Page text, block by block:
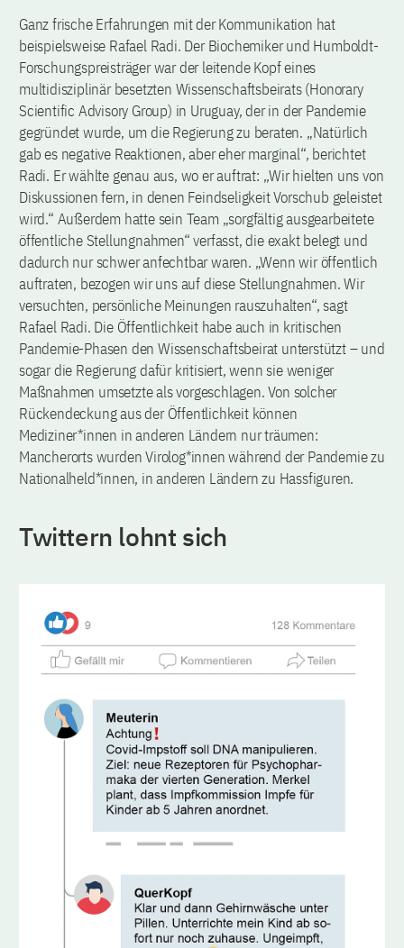
Ganz frische Erfahrungen mit der Kommunikation hat
beispielsweise Rafael Radi. Der Biochemiker und Humboldt-
Forschungspreisträger war der leitende Kopf eines
multidisziplinär besetzten Wissenschaftsbeirats (Honorary
Scientific Advisory Group) in Uruguay, der in der Pandemie
gegründet wurde, um die Regierung zu beraten. „Natürlich
gab es negative Reaktionen, aber eher marginal“, berichtet
Radi. Er wählte genau aus, wo er auftrat: ,,Wir hielten uns von
Diskussionen fern, in denen Feindseligkeit Vorschub geleistet
wird.“ Außerdem hatte sein Team „sorgfältig ausgearbeitete
öffentliche Stellungnahmen“ verfasst, die exakt belegt und
dadurch nur schwer anfechtbar waren. „Wenn wir öffentlich
auftraten, bezogen wir uns auf diese Stellungnahmen. Wir
versuchten, persönliche Meinungen rauszuhalten“, sagt
Rafael Radi. Die Öffentlichkeit habe auch in kritischen
Pandemie-Phasen den Wissenschaftsbeirat unterstützt – und
sogar die Regierung dafür kritisiert, wenn sie weniger
Maßnahmen umsetzte als vorgeschlagen. Von solcher
Rückendeckung aus der Öffentlichkeit können
Mediziner*innen in anderen Ländern nur träumen:
Mancherorts wurden Virolog*innen während der Pandemie zu
Nationalheld*innen, in anderen Ländern zu Hassfiguren.
Twittern lohnt sich